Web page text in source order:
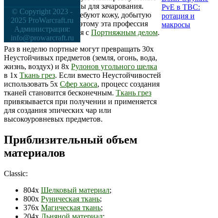
распылять на материалы для зачарования.
Некоторые рецепты требуют кожу, добытую
черезСнятие шкур, поэтому эта профессия
тоже хорошо сочетается с Портняжным делом.
Раз в неделю портные могут превращать 30х
Неустойчивых предметов (земля, огонь, вода,
жизнь, воздух) и 8х Рулонов угольного шелка
в 1х Ткань грез. Если вместо Неустойчивостей
использовать 5х Сфер хаоса, процесс создания
тканей становится бесконечным. Ткань грез
привязывается при получении и применяется
для создания эпических чар или
высокоуровневых предметов.
Приблизительный объем
материалов
Classic:
804х Шелковый материал;
800х Руническая ткань;
376х Магическая ткань;
204х Льняной материал;
PvE в TBC:
ротация и
макросы
© Copyright 2023 -
2025 ProWarcraft.ru
Администрация:
info@prowarcraft.ru